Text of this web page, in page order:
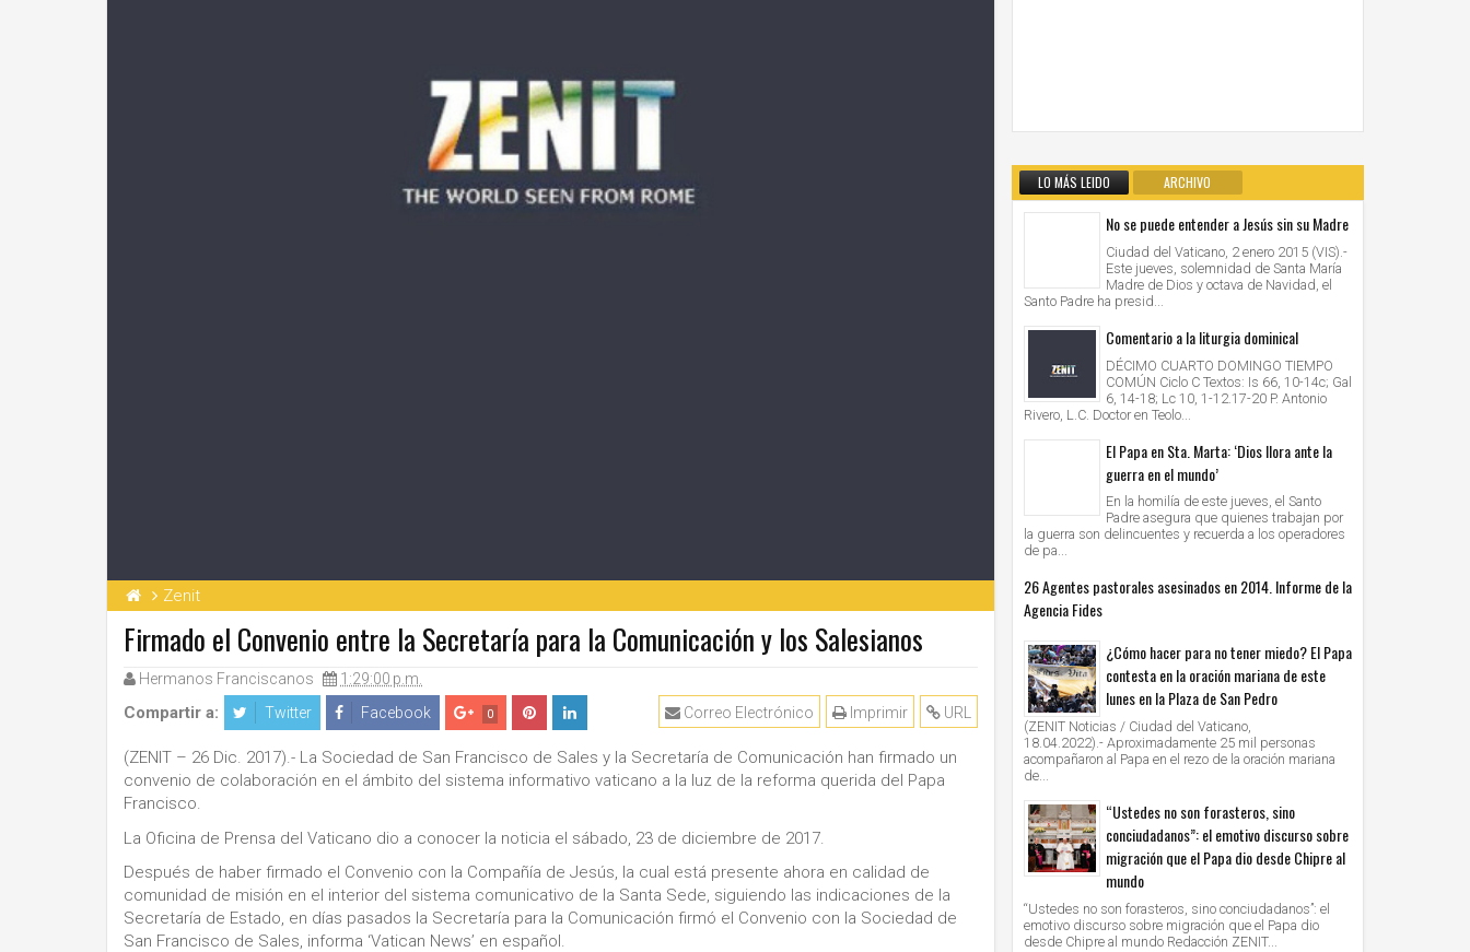
Zenit
Firmado el Convenio entre la Secretaría para la Comunicación y los Salesianos
Hermanos Franciscanos 1:29:00 p.m.
Compartir a: Twitter Facebook 0 URL
Imprimir
Correo Electrónico
(ZENIT – 26 Dic. 2017).- La Sociedad de San Francisco de Sales y la Secretaría de Comunicación han firmado un
convenio de colaboración en el ámbito del sistema informativo vaticano a la luz de la reforma querida del Papa
Francisco.
La Oficina de Prensa del Vaticano dio a conocer la noticia el sábado, 23 de diciembre de 2017.
Después de haber firmado el Convenio con la Compañía de Jesús, la cual está presente ahora en calidad de
comunidad de misión en el interior del sistema comunicativo de la Santa Sede, siguiendo las indicaciones de la
Secretaría de Estado, en días pasados la Secretaría para la Comunicación firmó el Convenio con la Sociedad de
San Francisco de Sales, informa ‘Vatican News’ en español.
LO MÁS LEIDO ARCHIVO
No se puede entender a Jesús sin su Madre
Ciudad del Vaticano, 2 enero 2015 (VIS).-
Este jueves, solemnidad de Santa María
Madre de Dios y octava de Navidad, el
Santo Padre ha presid...
Comentario a la liturgia dominical
DÉCIMO CUARTO DOMINGO TIEMPO
COMÚN Ciclo C Textos: Is 66, 10-14c; Gal
6, 14-18; Lc 10, 1-12.17-20 P. Antonio
Rivero, L.C. Doctor en Teolo...
El Papa en Sta. Marta: ‘Dios llora ante la
guerra en el mundo’
En la homilía de este jueves, el Santo
Padre asegura que quienes trabajan por
la guerra son delincuentes y recuerda a los operadores
de pa...
26 Agentes pastorales asesinados en 2014. Informe de la
Agencia Fides
¿Cómo hacer para no tener miedo? El Papa
contesta en la oración mariana de este
lunes en la Plaza de San Pedro
(ZENIT Noticias / Ciudad del Vaticano,
18.04.2022).- Aproximadamente 25 mil personas
acompañaron al Papa en el rezo de la oración mariana
de...
“Ustedes no son forasteros, sino
conciudadanos”: el emotivo discurso sobre
migración que el Papa dio desde Chipre al
mundo
“Ustedes no son forasteros, sino conciudadanos”: el
emotivo discurso sobre migración que el Papa dio
desde Chipre al mundo Redacción ZENIT...